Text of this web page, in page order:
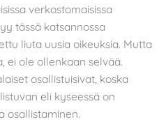
verkostomaisissa
tässä katsannossa
liuta uusia oikeuksia. Mutta
ei ole ollenkaan selvää.
osallistuisivat, koska
eli kyseessä on
osallistaminen.